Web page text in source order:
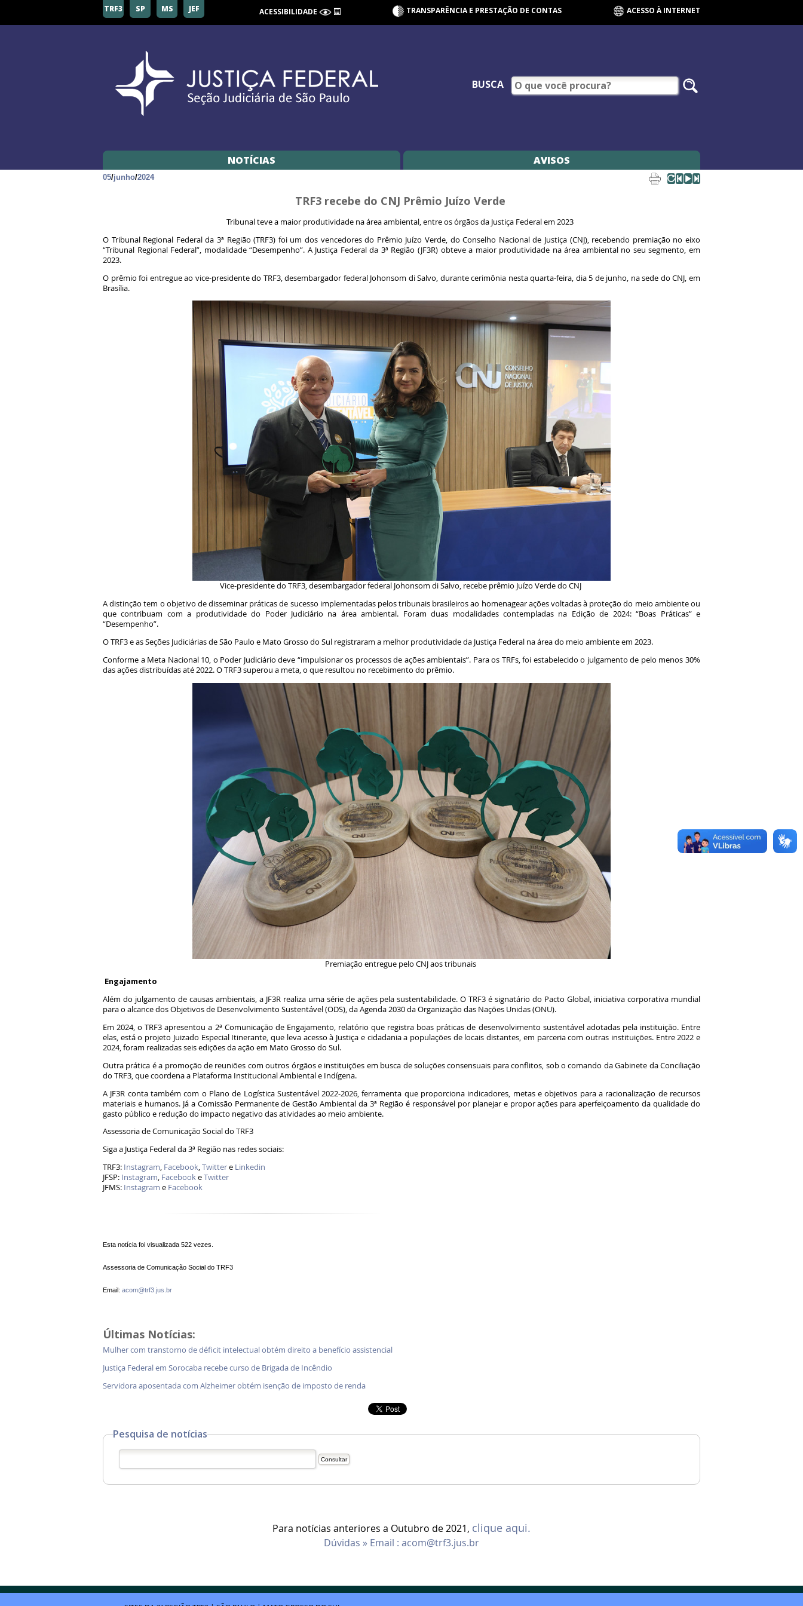
TRF3 SP MS JEF ACESSIBILIDADE TRANSPARÊNCIA E PRESTAÇÃO DE CONTAS ACESSO À INTERNET
BUSCA
NOTÍCIAS AVISOS
05/junho/2024
TRF3 recebe do CNJ Prêmio Juízo Verde
Tribunal teve a maior produtividade na área ambiental, entre os órgãos da Justiça Federal em 2023
O Tribunal Regional Federal da 3ª Região (TRF3) foi um dos vencedores do Prêmio Juízo Verde, do Conselho Nacional de Justiça (CNJ), recebendo premiação no eixo
“Tribunal Regional Federal”, modalidade “Desempenho”. A Justiça Federal da 3ª Região (JF3R) obteve a maior produtividade na área ambiental no seu segmento, em
2023.
O prêmio foi entregue ao vice-presidente do TRF3, desembargador federal Johonsom di Salvo, durante cerimônia nesta quarta-feira, dia 5 de junho, na sede do CNJ, em
Brasília.
Vice-presidente do TRF3, desembargador federal Johonsom di Salvo, recebe prêmio Juízo Verde do CNJ
A distinção tem o objetivo de disseminar práticas de sucesso implementadas pelos tribunais brasileiros ao homenagear ações voltadas à proteção do meio ambiente ou
que contribuam com a produtividade do Poder Judiciário na área ambiental. Foram duas modalidades contempladas na Edição de 2024: “Boas Práticas” e
“Desempenho”.
O TRF3 e as Seções Judiciárias de São Paulo e Mato Grosso do Sul registraram a melhor produtividade da Justiça Federal na área do meio ambiente em 2023.
Conforme a Meta Nacional 10, o Poder Judiciário deve “impulsionar os processos de ações ambientais”. Para os TRFs, foi estabelecido o julgamento de pelo menos 30%
das ações distribuídas até 2022. O TRF3 superou a meta, o que resultou no recebimento do prêmio.
Premiação entregue pelo CNJ aos tribunais
Engajamento
Além do julgamento de causas ambientais, a JF3R realiza uma série de ações pela sustentabilidade. O TRF3 é signatário do Pacto Global, iniciativa corporativa mundial
para o alcance dos Objetivos de Desenvolvimento Sustentável (ODS), da Agenda 2030 da Organização das Nações Unidas (ONU).
Em 2024, o TRF3 apresentou a 2ª Comunicação de Engajamento, relatório que registra boas práticas de desenvolvimento sustentável adotadas pela instituição. Entre
elas, está o projeto Juizado Especial Itinerante, que leva acesso à Justiça e cidadania a populações de locais distantes, em parceria com outras instituições. Entre 2022 e
2024, foram realizadas seis edições da ação em Mato Grosso do Sul.
Outra prática é a promoção de reuniões com outros órgãos e instituições em busca de soluções consensuais para conflitos, sob o comando da Gabinete da Conciliação
do TRF3, que coordena a Plataforma Institucional Ambiental e Indígena.
A JF3R conta também com o Plano de Logística Sustentável 2022-2026, ferramenta que proporciona indicadores, metas e objetivos para a racionalização de recursos
materiais e humanos. Já a Comissão Permanente de Gestão Ambiental da 3ª Região é responsável por planejar e propor ações para aperfeiçoamento da qualidade do
gasto público e redução do impacto negativo das atividades ao meio ambiente.
Assessoria de Comunicação Social do TRF3
Siga a Justiça Federal da 3ª Região nas redes sociais:
TRF3: Instagram, Facebook,Twittere Linkedin
JFSP: Instagram, FacebookeTwitter
JFMS: Instagram e Facebook
Esta notícia foi visualizada 522 vezes.
Assessoria de Comunicação Social do TRF3
Email: acom@trf3.jus.br
Últimas Notícias:
Mulher com transtorno de déficit intelectual obtém direito a benefício assistencial
Justiça Federal em Sorocaba recebe curso de Brigada de Incêndio
Servidora aposentada com Alzheimer obtém isenção de imposto de renda
Pesquisa de notícias
Para notícias anteriores a Outubro de 2021, clique aqui.
Dúvidas » Email : acom@trf3.jus.br